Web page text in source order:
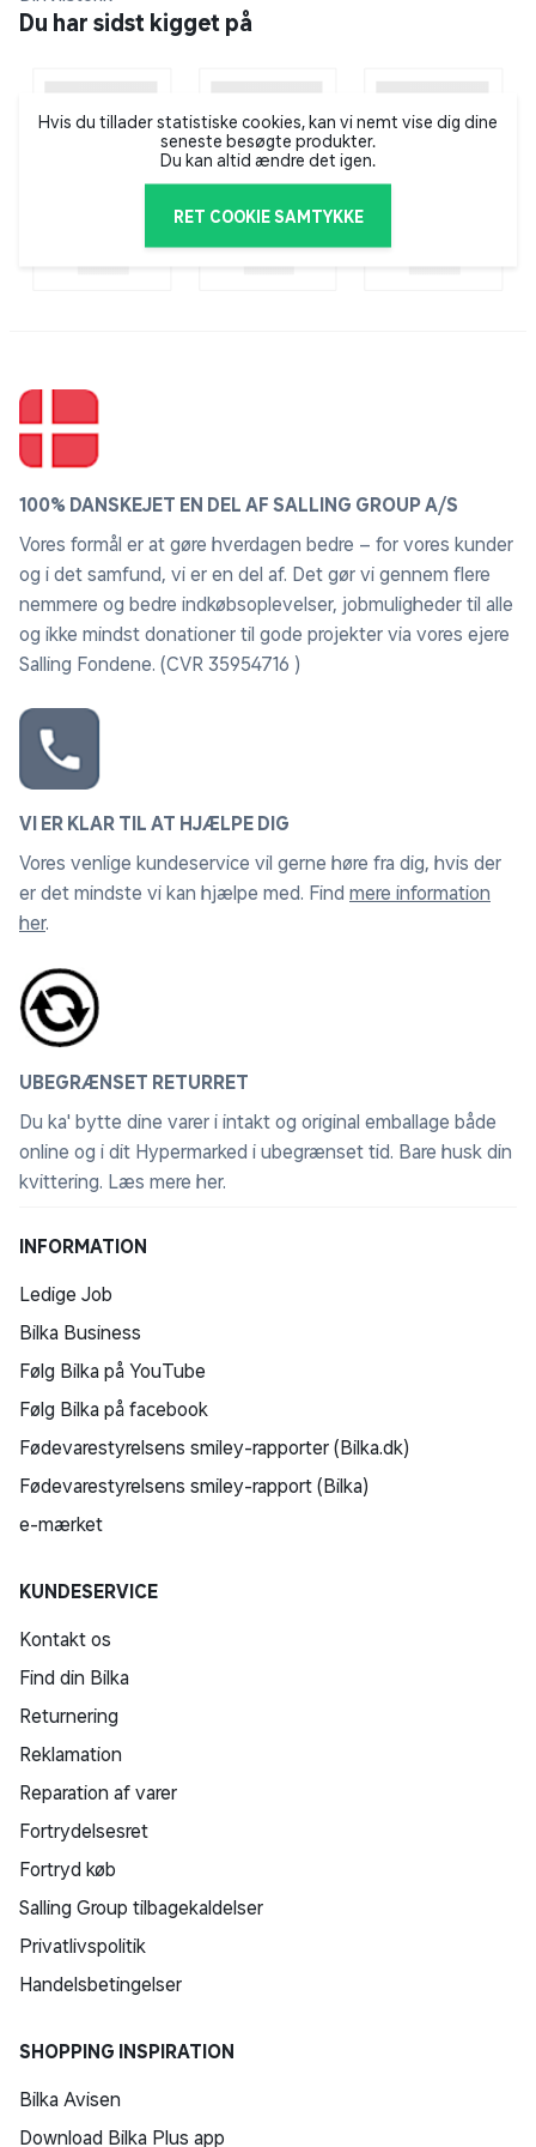
innovation og efterspørgsel – og kan hurtigt komme
at udvikle makeup, der kun indeholder ingredienser af
høj kvalitet. Derfor finder du også et stort udvalg af
veganske, parfumefri og allergicertificerede produkter i
Du har sidst kigget på
Hvis du tillader statistiske cookies, kan vi nemt vise dig dine
seneste besøgte produkter.
Du kan altid ændre det igen.
RET COOKIE SAMTYKKE
100% DANSKEJET EN DEL AF SALLING GROUP A/S
Vores formål er at gøre hverdagen bedre – for vores kunder
og i det samfund, vi er en del af. Det gør vi gennem flere
nemmere og bedre indkøbsoplevelser, jobmuligheder til alle
og ikke mindst donationer til gode projekter via vores ejere
Salling Fondene. (CVR 35954716 )
VI ER KLAR TIL AT HJÆLPE DIG
Vores venlige kundeservice vil gerne høre fra dig, hvis der
er det mindste vi kan hjælpe med. Find mere information
her.
UBEGRÆNSET RETURRET
Du ka' bytte dine varer i intakt og original emballage både
online og i dit Hypermarked i ubegrænset tid. Bare husk din
kvittering. Læs mere her.
INFORMATION
Ledige Job
Bilka Business
Følg Bilka på YouTube
Følg Bilka på facebook
Fødevarestyrelsens smiley-rapporter (Bilka.dk)
Fødevarestyrelsens smiley-rapport (Bilka)
e-mærket
KUNDESERVICE
Kontakt os
Find din Bilka
Returnering
Reklamation
Reparation af varer
Fortrydelsesret
Fortryd køb
Salling Group tilbagekaldelser
Privatlivspolitik
Handelsbetingelser
SHOPPING INSPIRATION
Bilka Avisen
Download Bilka Plus app